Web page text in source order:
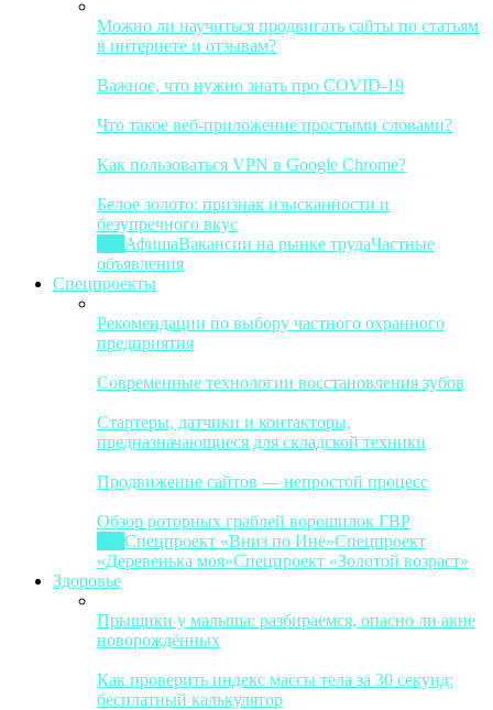
Можно ли научиться продвигать сайты по статьям
в интернете и отзывам?
Важное, что нужно знать про COVID-19
Что такое веб-приложение простыми словами?
Как пользоваться VPN в Google Chrome?
Белое золото: признак изысканности и
безупречного вкус
АфишаВакансии на рынке трудаЧастные
объявления
Спецпроекты
Рекомендации по выбору частного охранного
предприятия
Современные технологии восстановления зубов
Стартеры, датчики и контакторы,
предназначающиеся для складской техники
Продвижение сайтов — непростой процесс
Обзор роторных граблей ворошилок ГВР
Спецпроект «Вниз по Ине»Спецпроект
«Деревенька моя»Спецпроект «Золотой возраст»
Здоровье
Прыщики у малыша: разбираемся, опасно ли акне
новорождённых
Как проверить индекс массы тела за 30 секунд:
бесплатный калькулятор